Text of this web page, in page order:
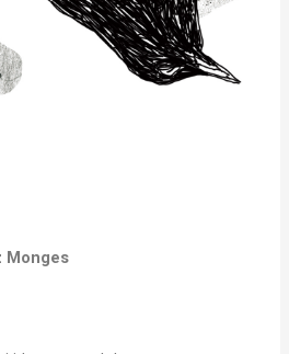
Monges